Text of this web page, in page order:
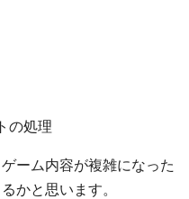
の処理
ーム内容が複雑になった
かと思います。